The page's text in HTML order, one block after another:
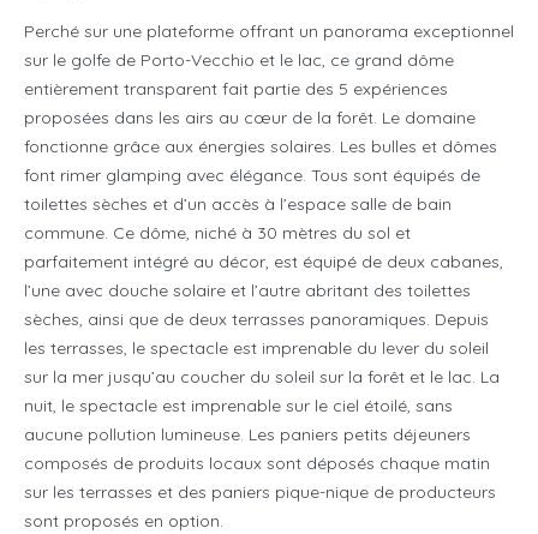
Perché sur une plateforme offrant un panorama exceptionnel
sur le golfe de Porto-Vecchio et le lac, ce grand dôme
entièrement transparent fait partie des 5 expériences
proposées dans les airs au cœur de la forêt. Le domaine
fonctionne grâce aux énergies solaires. Les bulles et dômes
font rimer glamping avec élégance. Tous sont équipés de
toilettes sèches et d’un accès à l’espace salle de bain
commune. Ce dôme, niché à 30 mètres du sol et
parfaitement intégré au décor, est équipé de deux cabanes,
l’une avec douche solaire et l’autre abritant des toilettes
sèches, ainsi que de deux terrasses panoramiques. Depuis
les terrasses, le spectacle est imprenable du lever du soleil
sur la mer jusqu’au coucher du soleil sur la forêt et le lac. La
nuit, le spectacle est imprenable sur le ciel étoilé, sans
aucune pollution lumineuse. Les paniers petits déjeuners
composés de produits locaux sont déposés chaque matin
sur les terrasses et des paniers pique-nique de producteurs
sont proposés en option.